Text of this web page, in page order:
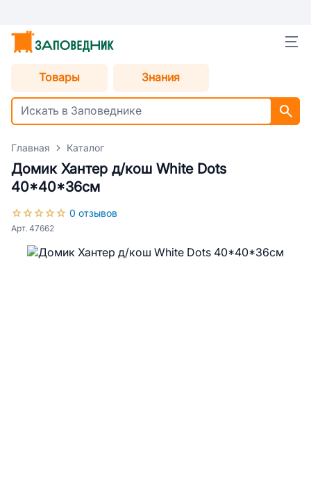
Товары Знания
Главная Каталог
Домик Хантер д/кош White Dots
40*40*36см
0 отзывов
Арт. 47662